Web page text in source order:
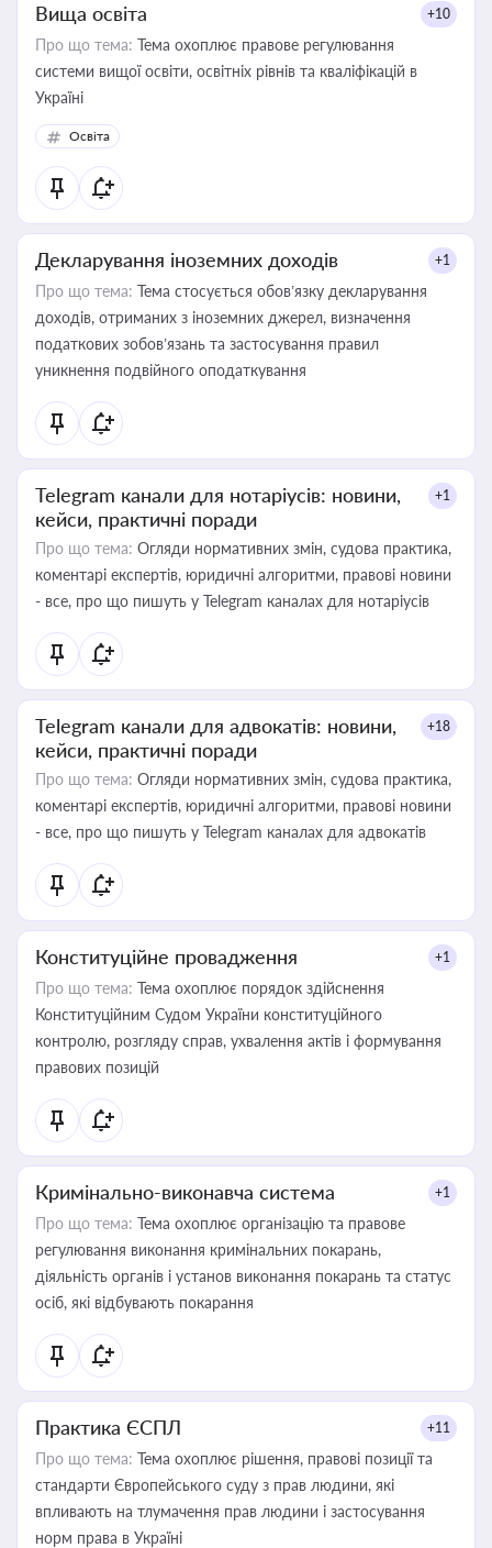
Вища освіта +10
Про що тема: Тема охоплює правове регулювання
системи вищої освіти, освітніх рівнів та кваліфікацій в
Україні
Освіта
Декларування іноземних доходів +1
Про що тема: Тема стосується обов’язку декларування
доходів, отриманих з іноземних джерел, визначення
податкових зобов’язань та застосування правил
уникнення подвійного оподаткування
Telegram канали для нотаріусів: новини,
кейси, практичні поради
+1
Про що тема: Огляди нормативних змін, судова практика,
коментарі експертів, юридичні алгоритми, правові новини
- все, про що пишуть у Telegram каналах для нотаріусів
Telegram канали для адвокатів: новини,
кейси, практичні поради
+18
Про що тема: Огляди нормативних змін, судова практика,
коментарі експертів, юридичні алгоритми, правові новини
- все, про що пишуть у Telegram каналах для адвокатів
Конституційне провадження +1
Про що тема: Тема охоплює порядок здійснення
Конституційним Судом України конституційного
контролю, розгляду справ, ухвалення актів і формування
правових позицій
Кримінально-виконавча система +1
Про що тема: Тема охоплює організацію та правове
регулювання виконання кримінальних покарань,
діяльність органів і установ виконання покарань та статус
осіб, які відбувають покарання
Практика ЄСПЛ +11
Про що тема: Тема охоплює рішення, правові позиції та
стандарти Європейського суду з прав людини, які
впливають на тлумачення прав людини і застосування
норм права в Україні